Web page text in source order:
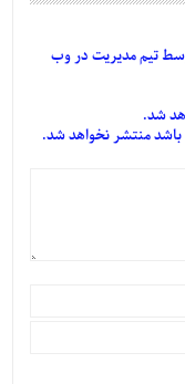
تیم مدیریت در وب
شد.
باشد منتشر نخواهد شد.